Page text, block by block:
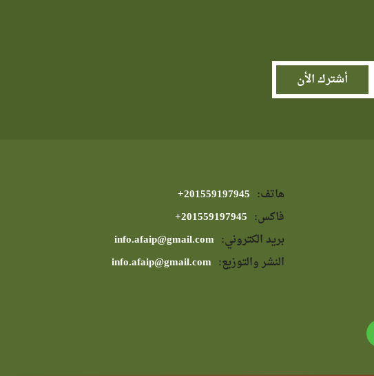
هاتف:
فاكس:
بريد الكتروني:
النشر والتوزيع: